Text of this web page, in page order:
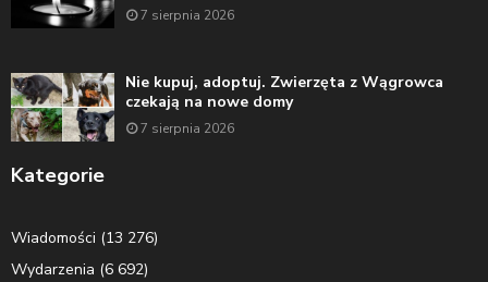
7 sierpnia 2026
Nie kupuj, adoptuj. Zwierzęta z Wągrowca
czekają na nowe domy
7 sierpnia 2026
Kategorie
Wiadomości (13 276)
Wydarzenia (6 692)